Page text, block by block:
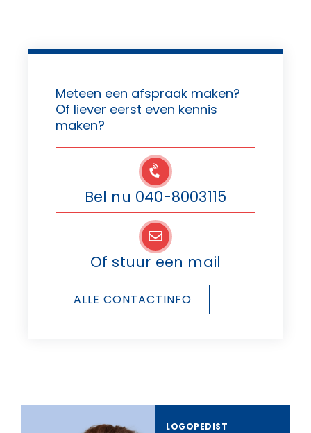
Meteen een afspraak maken?
Of liever eerst even kennis
maken?
Bel nu 040-8003115
Of stuur een mail
ALLE CONTACTINFO
LOGOPEDIST